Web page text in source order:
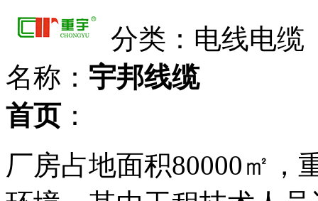
分类：电线电缆
名称： 宇邦线缆
首页 ：
厂房占地面积80000㎡，